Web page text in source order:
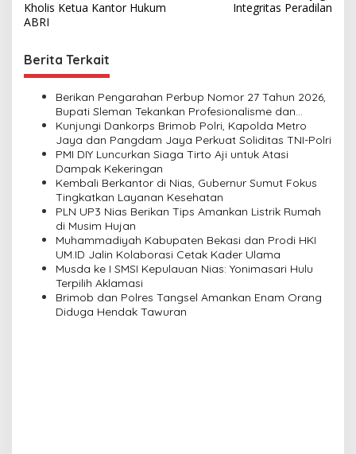
t
a
Kholis Ketua Kantor Hukum
ABRI
Integritas Peradilan
Berita Terkait
Berikan Pengarahan Perbup Nomor 27 Tahun 2026,
Bupati Sleman Tekankan Profesionalisme dan
Pelayanan Masyarakat
Kunjungi Dankorps Brimob Polri, Kapolda Metro
Jaya dan Pangdam Jaya Perkuat Soliditas TNI-Polri
PMI DIY Luncurkan Siaga Tirto Aji untuk Atasi
Dampak Kekeringan
Kembali Berkantor di Nias, Gubernur Sumut Fokus
Tingkatkan Layanan Kesehatan
PLN UP3 Nias Berikan Tips Amankan Listrik Rumah
di Musim Hujan
Muhammadiyah Kabupaten Bekasi dan Prodi HKI
UM.ID Jalin Kolaborasi Cetak Kader Ulama
Musda ke I SMSI Kepulauan Nias: Yonimasari Hulu
Terpilih Aklamasi
Brimob dan Polres Tangsel Amankan Enam Orang
Diduga Hendak Tawuran